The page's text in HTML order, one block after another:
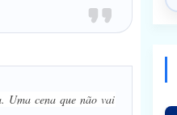
Uma cena que não vai